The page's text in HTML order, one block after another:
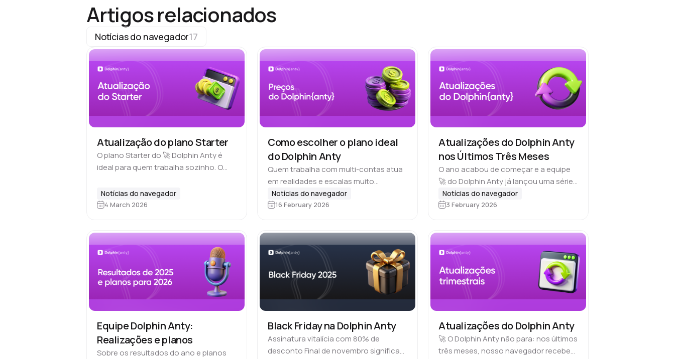
Artigos relacionados
Notícias do navegador17
Atualização do plano Starter
O plano Starter do 🚀 Dolphin Anty é
ideal para quem trabalha sozinho. O
versão básica por US$10 por mês
permite criar até…
Notícias do navegador
4 March 2026
Como escolher o plano ideal
do Dolphin Anty
Quem trabalha com multi-contas atua
em realidades e escalas muito
diferentes. Alguns precisam de uma
ferramenta para uso individual e para
Notícias do navegador
16 February 2026
Atualizações do Dolphin Anty
nos Últimos Três Meses
O ano acabou de começar e a equipe
🚀 do Dolphin Anty já lançou uma série
de atualizações pensadas para tornar
o navegador mais conveniente, seguro
Notícias do navegador
3 February 2026
Equipe Dolphin Anty:
Realizações e planos
Sobre os resultados do ano e planos
Black Friday na Dolphin Anty
Assinatura vitalícia com 80% de
desconto Final de novembro significa
Atualizações do Dolphin Anty
🚀 O Dolphin Anty não para: nos últimos
três meses, nosso navegador recebeu